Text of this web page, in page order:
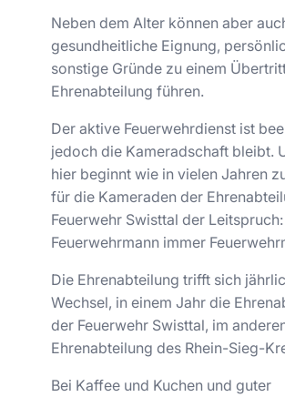
Neben dem Alter können aber
gesundheitliche Eignung,
sonstige Gründe zu einem
Ehrenabteilung führen.
Der aktive Feuerwehrdienst ist
jedoch die Kameradschaft bleibt.
hier beginnt wie in vielen Jahren
für die Kameraden der
Feuerwehr Swisttal der
Feuerwehrmann immer
Die Ehrenabteilung trifft sich
Wechsel, in einem Jahr die
der Feuerwehr Swisttal, im
Ehrenabteilung des Rhein-Sieg-
Bei Kaffee und Kuchen und guter